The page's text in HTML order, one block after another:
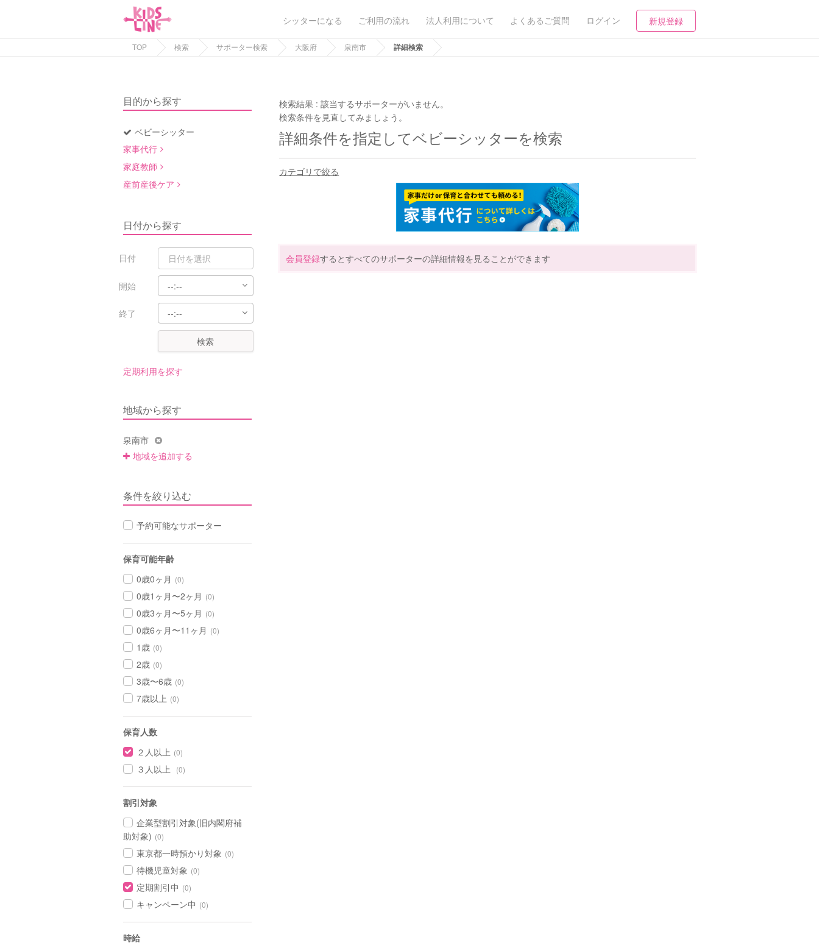
シッターになる ご利用の流れ 法人利用について よくあるご質問 ログイン 新規登録
TOP 検索 サポーター検索 大阪府 泉南市 詳細検索
目的から探す
ベビーシッター
家事代行
家庭教師
産前産後ケア
日付から探す
日付
開始
終了
検索
定期利用を探す
地域から探す
泉南市
地域を追加する
条件を絞り込む
予約可能なサポーター
保育可能年齢
0歳0ヶ月 (0)
0歳1ヶ月〜2ヶ月 (0)
0歳3ヶ月〜5ヶ月 (0)
0歳6ヶ月〜11ヶ月 (0)
1歳 (0)
2歳 (0)
3歳〜6歳 (0)
7歳以上 (0)
保育人数
２人以上 (0)
３人以上 (0)
割引対象
企業型割引対象(旧内閣府補
助対象) (0)
東京都一時預かり対象 (0)
待機児童対象 (0)
定期割引中 (0)
キャンペーン中 (0)
時給
検索結果 :該当するサポーターがいません。
検索条件を見直してみましょう。
詳細条件を指定してベビーシッターを検索
カテゴリで絞る
会員登録するとすべてのサポーターの詳細情報を見ることができます